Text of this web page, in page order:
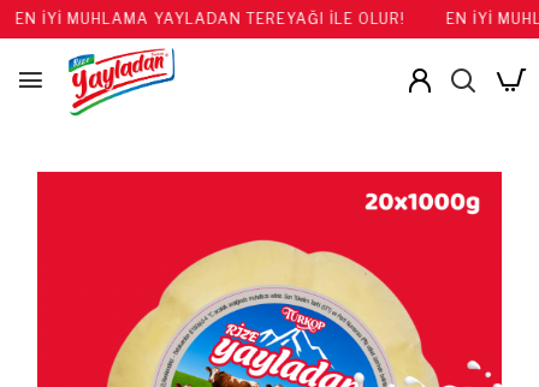
MUHLAMA YAYLADAN TEREYAĞI İLE OLUR! EN İYİ MUHLAMA